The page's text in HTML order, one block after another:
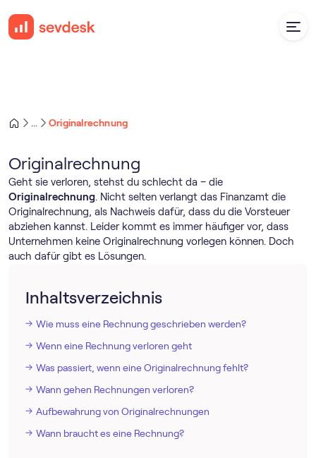
Originalrechnung
Originalrechnung
Geht sie verloren, stehst du schlecht da – die
Originalrechnung. Nicht selten verlangt das Finanzamt die
Originalrechnung, als Nachweis dafür, dass du die Vorsteuer
abziehen kannst. Leider kommt es immer häufiger vor, dass
Unternehmen keine Originalrechnung vorlegen können. Doch
auch dafür gibt es Lösungen.
Inhaltsverzeichnis
Wie muss eine Rechnung geschrieben werden?
Wenn eine Rechnung verloren geht
Was passiert, wenn eine Originalrechnung fehlt?
Wann gehen Rechnungen verloren?
Aufbewahrung von Originalrechnungen
Wann braucht es eine Rechnung?